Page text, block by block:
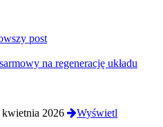
post
na regenerację układu
kwietnia 2026
Wyświetl